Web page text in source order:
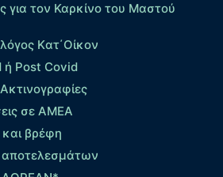
τον Καρκίνο του Μαστού
Kατ΄Οίκον
ή Post Covid
σε ΑΜΕΑ
και βρέφη
αποτελεσμάτων